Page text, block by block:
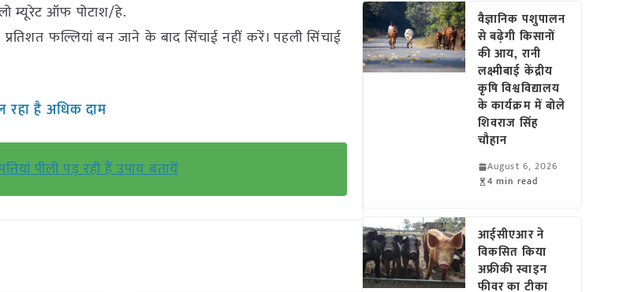
म्यूरेट ऑफ पोटाश/हे.
फल्लियां बन जाने के बाद सिंचाई नहीं करें। पहली सिंचाई
रहा है अधिक दाम
पीली पड़ रही हैं उपाय बतायें
वैज्ञानिक पशुपालन
से बढ़ेगी किसानों
की आय, रानी
लक्ष्मीबाई केंद्रीय
कृषि विश्वविद्यालय
के कार्यक्रम में बोले
शिवराज सिंह
चौहान
August 6, 2026
4 min read
आईसीएआर ने
विकसित किया
अफ्रीकी स्वाइन
फीवर का टीका